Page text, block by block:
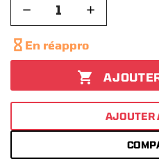
− +
 En réappro

AJOUTER